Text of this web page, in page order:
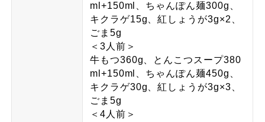
ml+150ml、ちゃんぽん麺300g、
キクラゲ15g、紅しょうが3g×2、
ごま5g
＜3人前＞
牛もつ360g、とんこつスープ380
ml+150ml、ちゃんぽん麺450g、
キクラゲ30g、紅しょうが3g×3、
ごま5g
＜4人前＞